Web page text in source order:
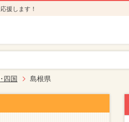
援します！
四国 島根県